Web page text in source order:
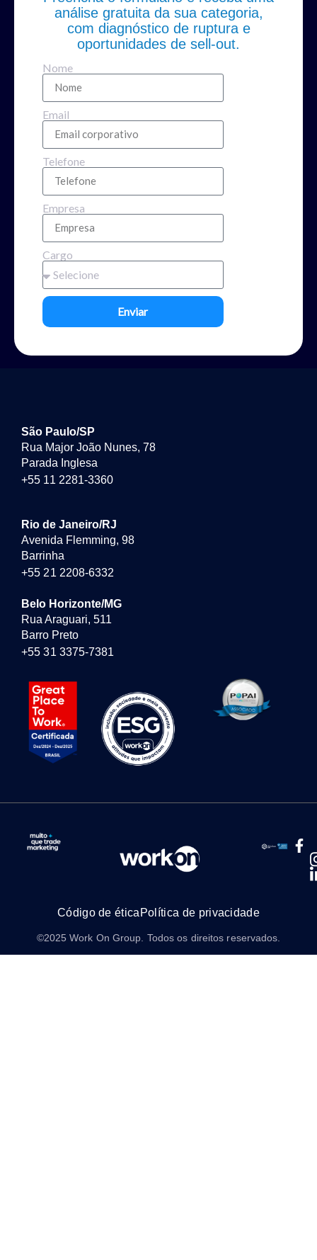
análise gratuita da sua categoria,
com diagnóstico de ruptura e
oportunidades de sell-out.
Nome
Email
Telefone
Empresa
Cargo
Enviar
São Paulo/SP
Rua Major João Nunes, 78
Parada Inglesa
+55 11 2281-3360
Rio de Janeiro/RJ
Avenida Flemming, 98
Barrinha
+55 21 2208-6332
Belo Horizonte/MG
Rua Araguari, 511
Barro Preto
+55 31 3375-7381
Código de ética Política de privacidade
©2025 Work On Group. Todos os direitos reservados.